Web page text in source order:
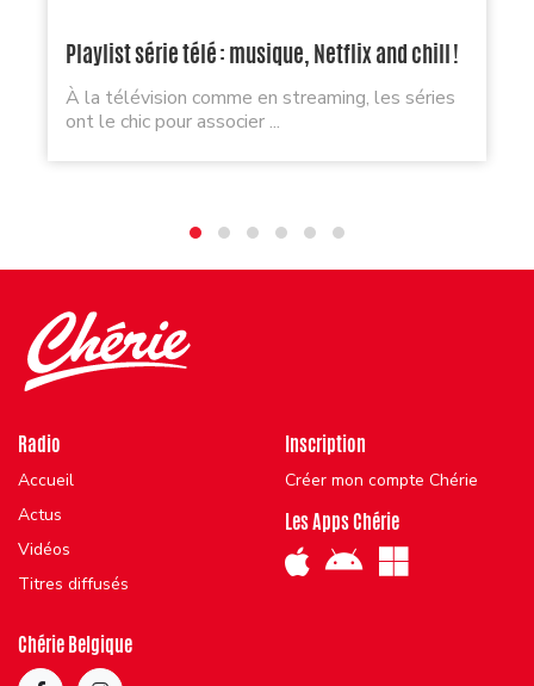
Playlist série télé : musique, Netflix and chill !
À la télévision comme en streaming, les séries
ont le chic pour associer ...
Radio
Accueil
Actus
Vidéos
Titres diffusés
Inscription
Créer mon compte Chérie
Les Apps Chérie
Chérie Belgique